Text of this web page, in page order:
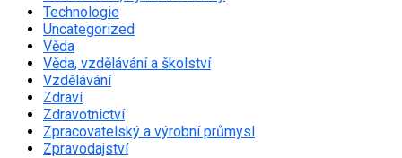
Technologie
Uncategorized
Věda
Věda, vzdělávání a školství
Vzdělávání
Zdraví
Zdravotnictví
Zpracovatelský a výrobní průmysl
Zpravodajství